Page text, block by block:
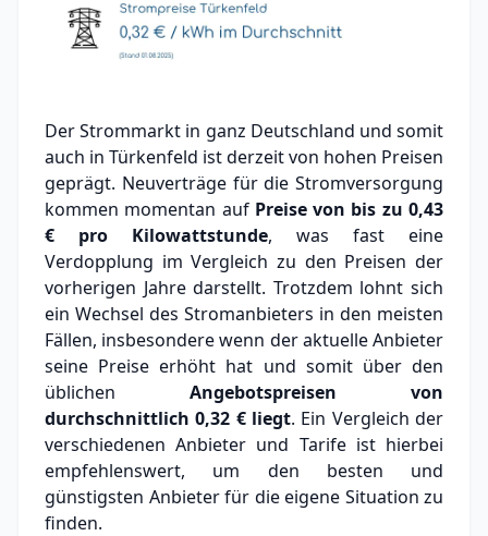
Der Strommarkt in ganz Deutschland und somit
auch in Türkenfeld ist derzeit von hohen Preisen
geprägt. Neuverträge für die Stromversorgung
kommen momentan auf Preise von bis zu0,43
€ pro Kilowattstunde, was fast eine
Verdopplung im Vergleich zu den Preisen der
vorherigen Jahre darstellt. Trotzdem lohnt sich
ein Wechsel des Stromanbieters in den meisten
Fällen, insbesondere wenn der aktuelle Anbieter
seine Preise erhöht hat und somit über den
üblichen Angebotspreisen von
durchschnittlich0,32 €liegt. Ein Vergleich der
verschiedenen Anbieter und Tarife ist hierbei
empfehlenswert, um den besten und
günstigsten Anbieter für die eigene Situation zu
finden.